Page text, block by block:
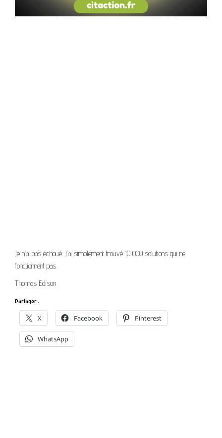
Je n’ai pas échoué. J’ai simplement trouvé 10 000 solutions qui ne
fonctionnent pas.
Thomas Edison
Partager :
X Facebook Pinterest
WhatsApp